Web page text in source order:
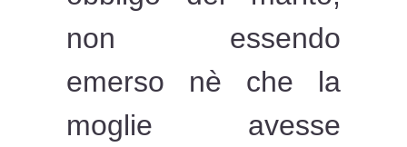
non essendo
emerso nè che la
moglie avesse